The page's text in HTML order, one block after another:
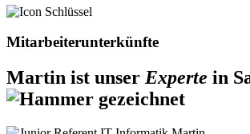
Mitarbeiterunterkünfte
Martin ist unser Experte in